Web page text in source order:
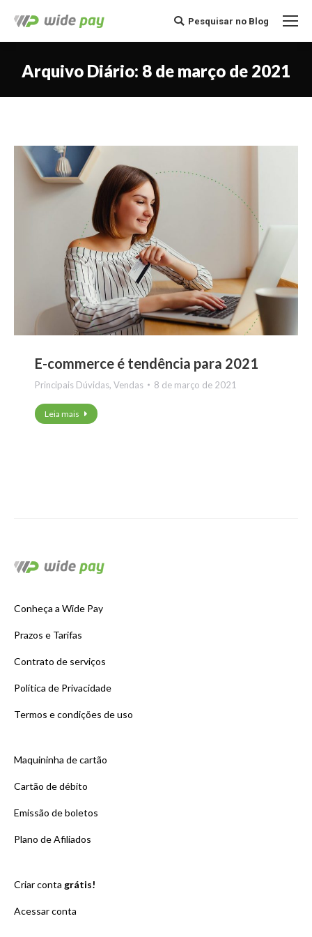
BuscarPesquisar no Blog
Arquivo Diário: 8 de março de 2021
E-commerce é tendência para 2021
Principais Dúvidas, Vendas 8 de março de 2021
Leia mais
Conheça a Wide Pay
Prazos e Tarifas
Contrato de serviços
Política de Privacidade
Termos e condições de uso
Maquininha de cartão
Cartão de débito
Emissão de boletos
Plano de Afiliados
Criar conta grátis!
Acessar conta